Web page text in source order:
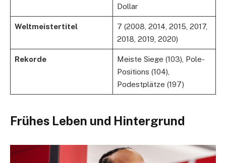
Dollar
Weltmeistertitel
7 (2008, 2014, 2015, 2017,
2018, 2019, 2020)
Rekorde
Meiste Siege (103), Pole-
Positions (104),
Podestplätze (197)
Frühes Leben und Hintergrund